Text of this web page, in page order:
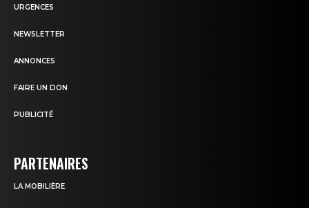
URGENCES
NEWSLETTER
ANNONCES
FAIRE UN DON
PUBLICITÉ
PARTENAIRES
LA MOBILIÈRE